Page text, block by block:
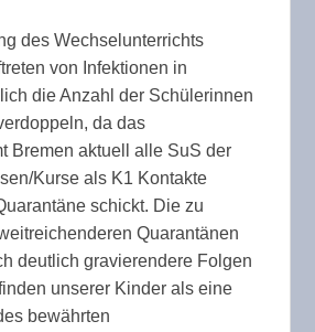
des Wechselunterrichts
von Infektionen in
die Anzahl der Schülerinnen
da das
Bremen aktuell alle SuS der
Kurse als K1 Kontakte
schickt. Die zu
Quarantänen
deutlich gravierendere Folgen
unserer Kinder als eine
bewährten